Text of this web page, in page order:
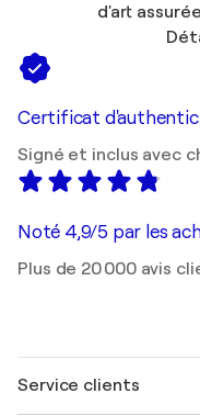
d'art
Certificat
Signé et inclus avec
Noté 4,9/5 par les
Plus de 20 000 avis
Service clients